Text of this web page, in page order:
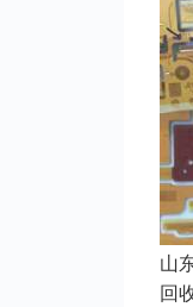
山
回